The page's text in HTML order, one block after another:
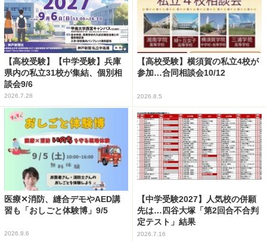
【高校受験】【中学受験】兵庫
県内の私立31校が集結、個別相
談会9/6
2026.7.28
【高校受験】横須賀の私立4校が
参加…合同相談会10/12
2026.8.5
医療✕消防、縫合デモやAED講
習も「おしごと体験博」9/5
2026.8.6
【中学受験2027】人気校の併願
先は…四谷大塚「第2回合不合判
定テスト」結果
2026.7.16